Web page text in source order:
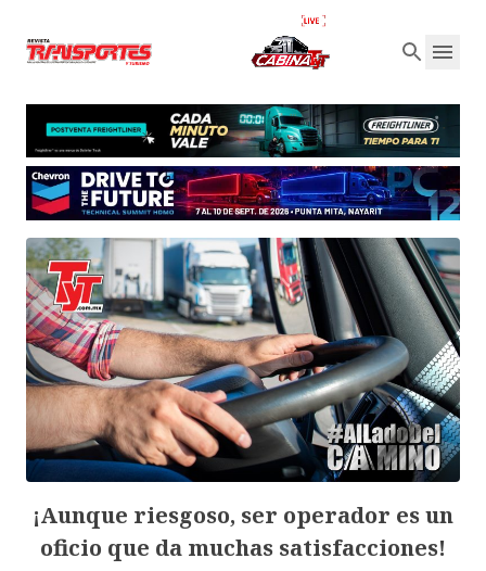
¡Aunque riesgoso, ser operador es un
oficio que da muchas satisfacciones!